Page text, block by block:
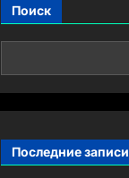
Поиск
Последние записи